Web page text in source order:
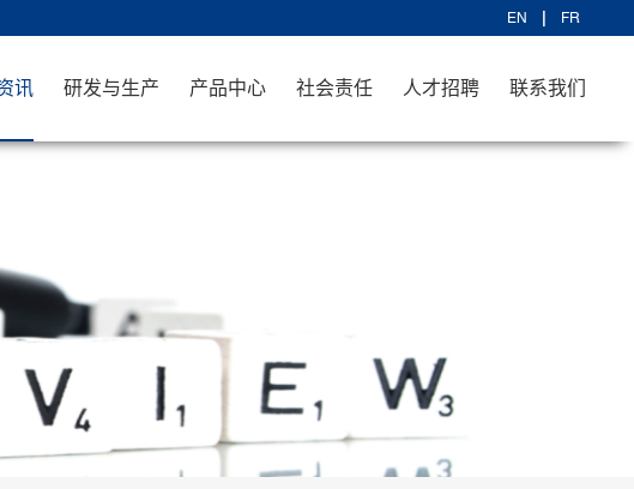
EN FR
讯 研发与生产 产品中心 社会责任 人才招聘 联系我们